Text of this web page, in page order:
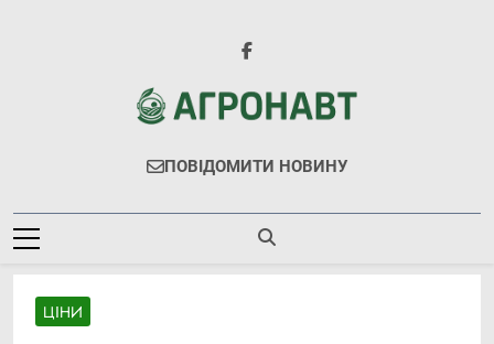
Агронавт
Новини Українського Агробізнесу
ПОВІДОМИТИ НОВИНУ
ЦІНИ